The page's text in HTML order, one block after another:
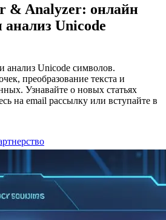
& Analyzer: онлайн
Unicode
анализ Unicode символов.
преобразование текста и
Узнавайте о новых статьях
на email рассылку или вступайте в